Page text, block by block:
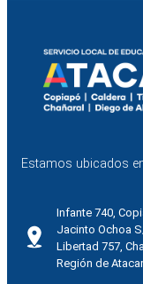
Estamos ubicados
Infante 740,
Jacinto Ochoa
Libertad 757,
Región de